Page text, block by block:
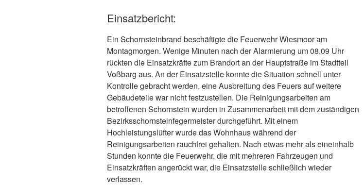
Einsatzbericht:
Ein Schornsteinbrand beschäftigte die Feuerwehr Wiesmoor am
Montagmorgen. Wenige Minuten nach der Alarmierung um 08.09 Uhr
rückten die Einsatzkräfte zum Brandort an der Hauptstraße im Stadtteil
Voßbarg aus. An der Einsatzstelle konnte die Situation schnell unter
Kontrolle gebracht werden, eine Ausbreitung des Feuers auf weitere
Gebäudeteile war nicht festzustellen. Die Reinigungsarbeiten am
betroffenen Schornstein wurden in Zusammenarbeit mit dem zuständigen
Bezirksschornsteinfegermeister durchgeführt. Mit einem
Hochleistungslüfter wurde das Wohnhaus während der
Reinigungsarbeiten rauchfrei gehalten. Nach etwas mehr als eineinhalb
Stunden konnte die Feuerwehr, die mit mehreren Fahrzeugen und
Einsatzkräften angerückt war, die Einsatzstelle schließlich wieder
verlassen.